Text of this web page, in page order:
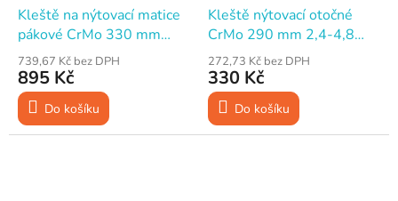
Kleště na nýtovací matice
pákové CrMo 330 mm
M3-M10
739,67 Kč bez DPH
895 Kč
Do košíku
Kleště nýtovací otočné
CrMo 290 mm 2,4-4,8
mm
272,73 Kč bez DPH
330 Kč
Do košíku